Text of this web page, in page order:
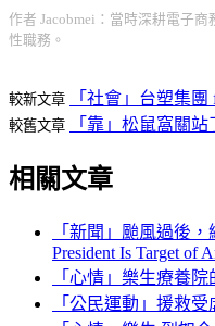
作者 Jacobmei：當時深耕電子
性職務。
較新文章 「社會」台塑集
較舊文章 「靠」松鼠窩關站
相關文章
「新聞」颱風過後
President Is Target of
「心情」樂生療養
「公民運動」援救受